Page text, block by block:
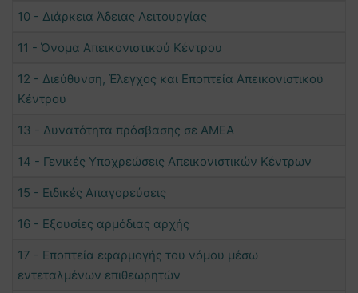
10 - Διάρκεια Άδειας Λειτουργίας
11 - Όνομα Απεικονιστικού Κέντρου
12 - Διεύθυνση, Έλεγχος και Εποπτεία Απεικονιστικού
Κέντρου
13 - Δυνατότητα πρόσβασης σε ΑΜΕΑ
14 - Γενικές Υποχρεώσεις Απεικονιστικών Κέντρων
15 - Ειδικές Απαγορεύσεις
16 - Εξουσίες αρμόδιας αρχής
17 - Εποπτεία εφαρμογής του νόμου μέσω
εντεταλμένων επιθεωρητών